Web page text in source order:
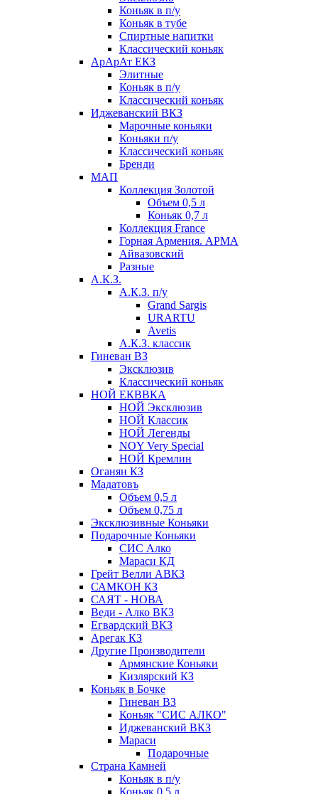
Коньяк в п/у
Коньяк в тубе
Спиртные напитки
Классический коньяк
АрАрАт ЕКЗ
Элитные
Коньяк в п/у
Классический коньяк
Иджеванский ВКЗ
Марочные коньяки
Коньяки п/у
Классический коньяк
Бренди
МАП
Коллекция Золотой
Объем 0,5 л
Коньяк 0,7 л
Коллекция France
Горная Армения. АРМА
Айвазовский
Разные
А.К.З.
А.К.З. п/у
Grand Sargis
URARTU
Avetis
А.К.З. классик
Гиневан ВЗ
Эксклюзив
Классический коньяк
НОЙ ЕКВВКА
НОЙ Эксклюзив
НОЙ Классик
НОЙ Легенды
NOY Very Speсial
НОЙ Кремлин
Оганян КЗ
Мадатовъ
Объем 0,5 л
Объем 0,75 л
Эксклюзивные Коньяки
Подарочные Коньяки
СИС Алко
Мараси КД
Грейт Велли АВКЗ
САМКОН КЗ
САЯТ - НОВА
Веди - Алко ВКЗ
Егвардский ВКЗ
Арегак КЗ
Другие Производители
Армянские Коньяки
Кизлярский КЗ
Коньяк в Бочке
Гиневан ВЗ
Коньяк "СИС АЛКО"
Иджеванский ВКЗ
Мараси
Подарочные
Страна Камней
Коньяк в п/у
Коньяк 0,5 л.